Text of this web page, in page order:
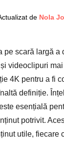
de Nola
pe scară largă a
videoclipuri
4K pentru a fi
definiție.
esențială
potrivit.
utile, fiecare